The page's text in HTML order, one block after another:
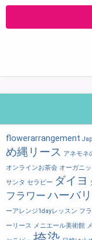
flowerarrangement
め縄リース アネモネ
オンラインお茶会 オーガニ
サンタ セラピー ダイヨ
フラワー ハーバ
ーアレンジ1dayレッスン フ
ーリース メニエール美術館